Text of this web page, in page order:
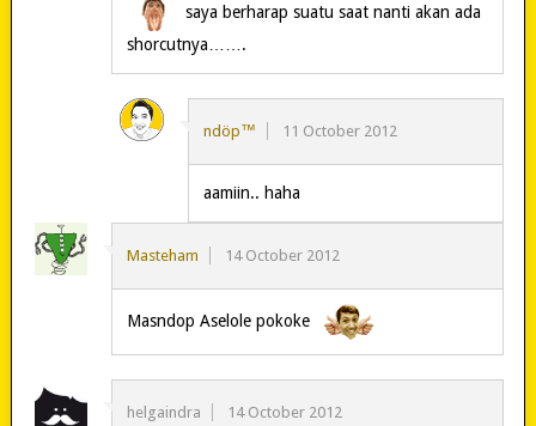
saya berharap suatu saat nanti akan ada
shorcutnya…….
ndöp™ 11 October 2012
aamiin.. haha
Masteham 14 October 2012
Masndop Aselole pokoke
helgaindra 14 October 2012